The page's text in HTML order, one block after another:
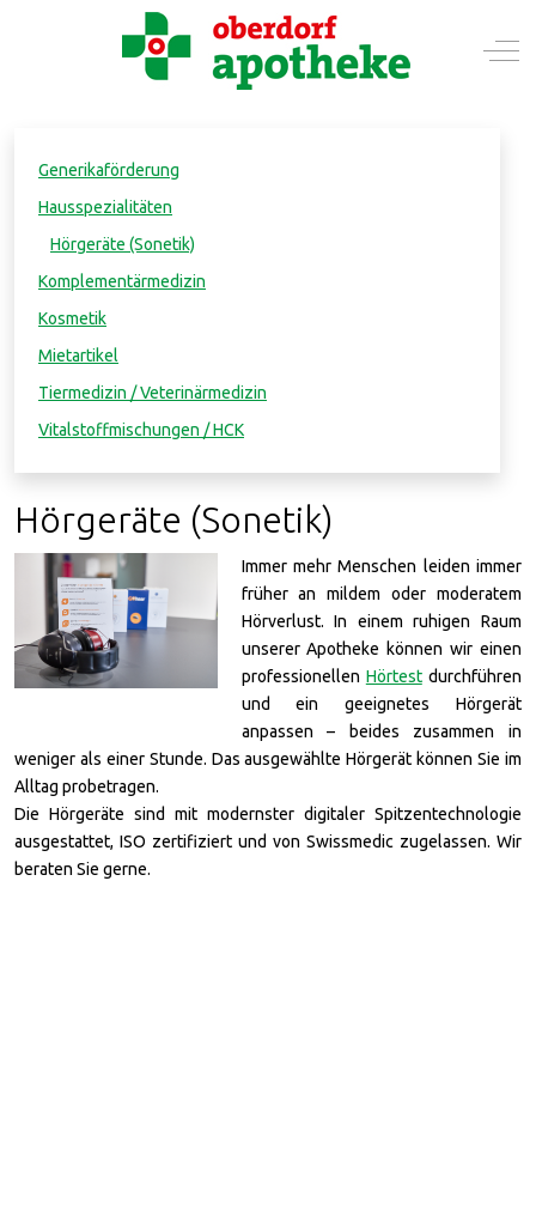
Mobile Menu Toggle Off-
Generikaförderung
Hausspezialitäten
Hörgeräte (Sonetik)
Komplementärmedizin
Kosmetik
Mietartikel
Tiermedizin / Veterinärmedizin
Vitalstoffmischungen / HCK
Hörgeräte (Sonetik)
Immer mehr Menschen leiden immer
früher an mildem oder moderatem
Hörverlust. In einem ruhigen Raum
unserer Apotheke können wir einen
professionellen Hörtestdurchführen
und ein geeignetes Hörgerät
anpassen – beides zusammen in
weniger als einer Stunde. Das ausgewählte Hörgerät können Sie im
Alltag probetragen.
Die Hörgeräte sind mit modernster digitaler Spitzentechnologie
ausgestattet, ISO zertifiziert und von Swissmedic zugelassen. Wir
beraten Sie gerne.